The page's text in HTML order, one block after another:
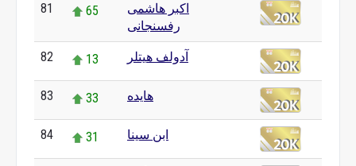
81 65
اکبر هاشمی
رفسنجانی
82 13 آدولف هیتلر
83 33 هایده
84 31 ابن سینا